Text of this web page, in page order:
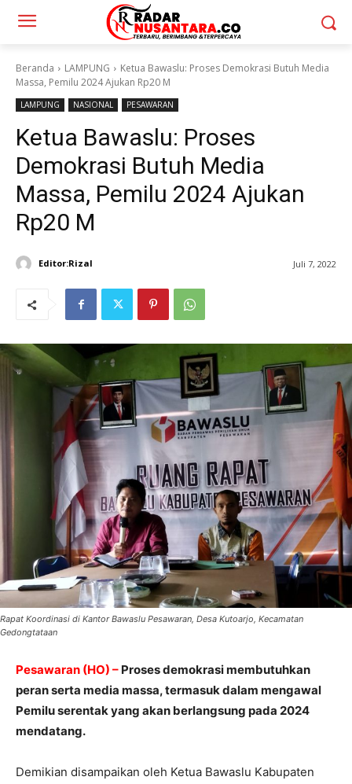
Beranda LAMPUNG
Ketua Bawaslu: Proses Demokrasi Butuh Media
Massa, Pemilu 2024 Ajukan Rp20 M
LAMPUNG NASIONAL PESAWARAN
Ketua Bawaslu: Proses
Demokrasi Butuh Media
Massa, Pemilu 2024 Ajukan
Rp20 M
Editor:Rizal Juli 7, 2022
Rapat Koordinasi di Kantor Bawaslu Pesawaran, Desa Kutoarjo, Kecamatan
Gedongtataan
Pesawaran (HO) – Proses demokrasi membutuhkan
peran serta media massa, termasuk dalam mengawal
Pemilu serentak yang akan berlangsung pada 2024
mendatang.
Demikian disampaikan oleh Ketua Bawaslu Kabupaten